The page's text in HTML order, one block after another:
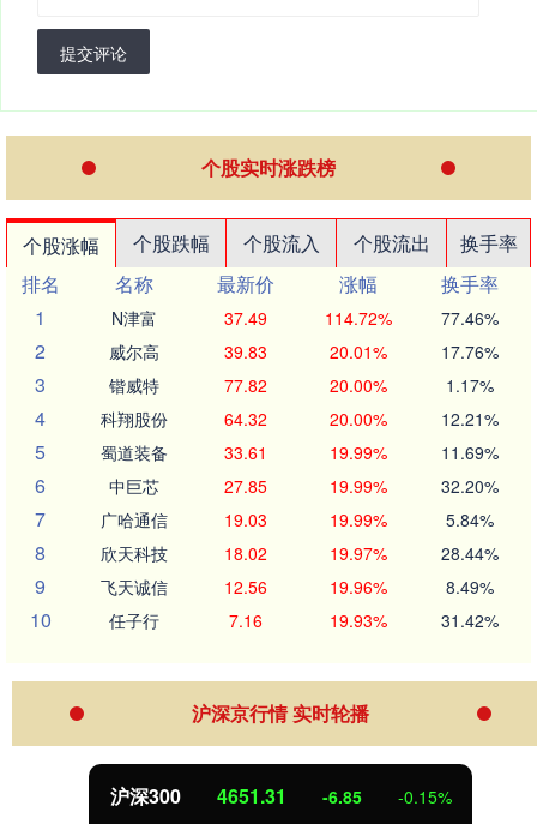
提交评论
个股实时涨跌榜
个股涨幅 个股跌幅 个股流入 个股流出
换手率
排名
名称 最新价 涨幅
换手率
1
N津富 37.49 114.72% 77.46%
2 威尔高 39.83 20.01% 17.76%
3 锴威特 77.82 20.00% 1.17%
4 科翔股份 64.32 20.00% 12.21%
5 蜀道装备 33.61 19.99% 11.69%
6 中巨芯 27.85 19.99% 32.20%
7 广哈通信 19.03 19.99% 5.84%
8 欣天科技 18.02 19.97% 28.44%
9 飞天诚信 12.56 19.96% 8.49%
10 任子行 7.16 19.93% 31.42%
沪深京行情 实时轮播
北证50 1122.88 3.42 0.30%